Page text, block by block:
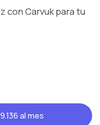
con Carvuk para tu
al mes